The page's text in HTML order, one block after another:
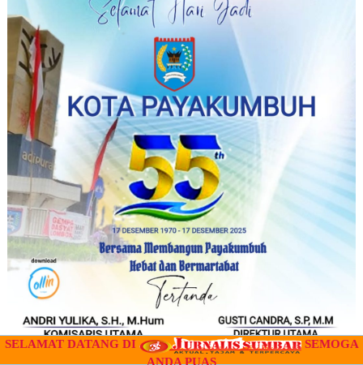
SELAMAT DATANG DI
SEMOGA
ANDA PUAS